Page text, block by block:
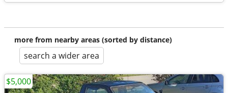
more from nearby areas (sorted by distance)
search a wider area
$5,000